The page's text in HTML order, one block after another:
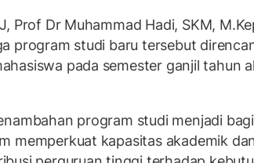
Prof Dr Muhammad Hadi, SKM,
program studi baru tersebut
pada semester ganjil tahun
program studi menjadi
memperkuat kapasitas akademik